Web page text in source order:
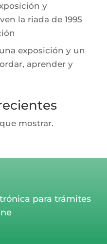
y
la riada de 1995
una exposición y un
aprender y
mostrar.
para trámites